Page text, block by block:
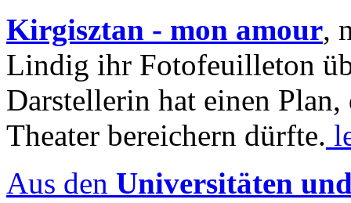
Kirgisztan - mon amour,
Lindig ihr Fotofeuilleton
Darstellerin hat einen Plan,
Theater bereichern dürfte.
Aus den Universitäten